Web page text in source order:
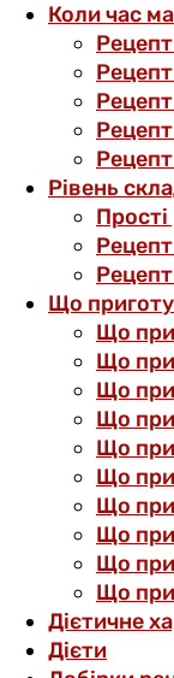
Коли час
Рівень
Що
Що
Що
Що
Що
Що
Що
Що
Що
Що
Що
Дієтичне
Дієти